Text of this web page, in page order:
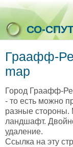
Skip to main content
Skip to search
СО-
Граафф-
map
Город Граафф-
- то есть можно
разные стороны.
ландшафт.
удаление.
Ссылка на эту